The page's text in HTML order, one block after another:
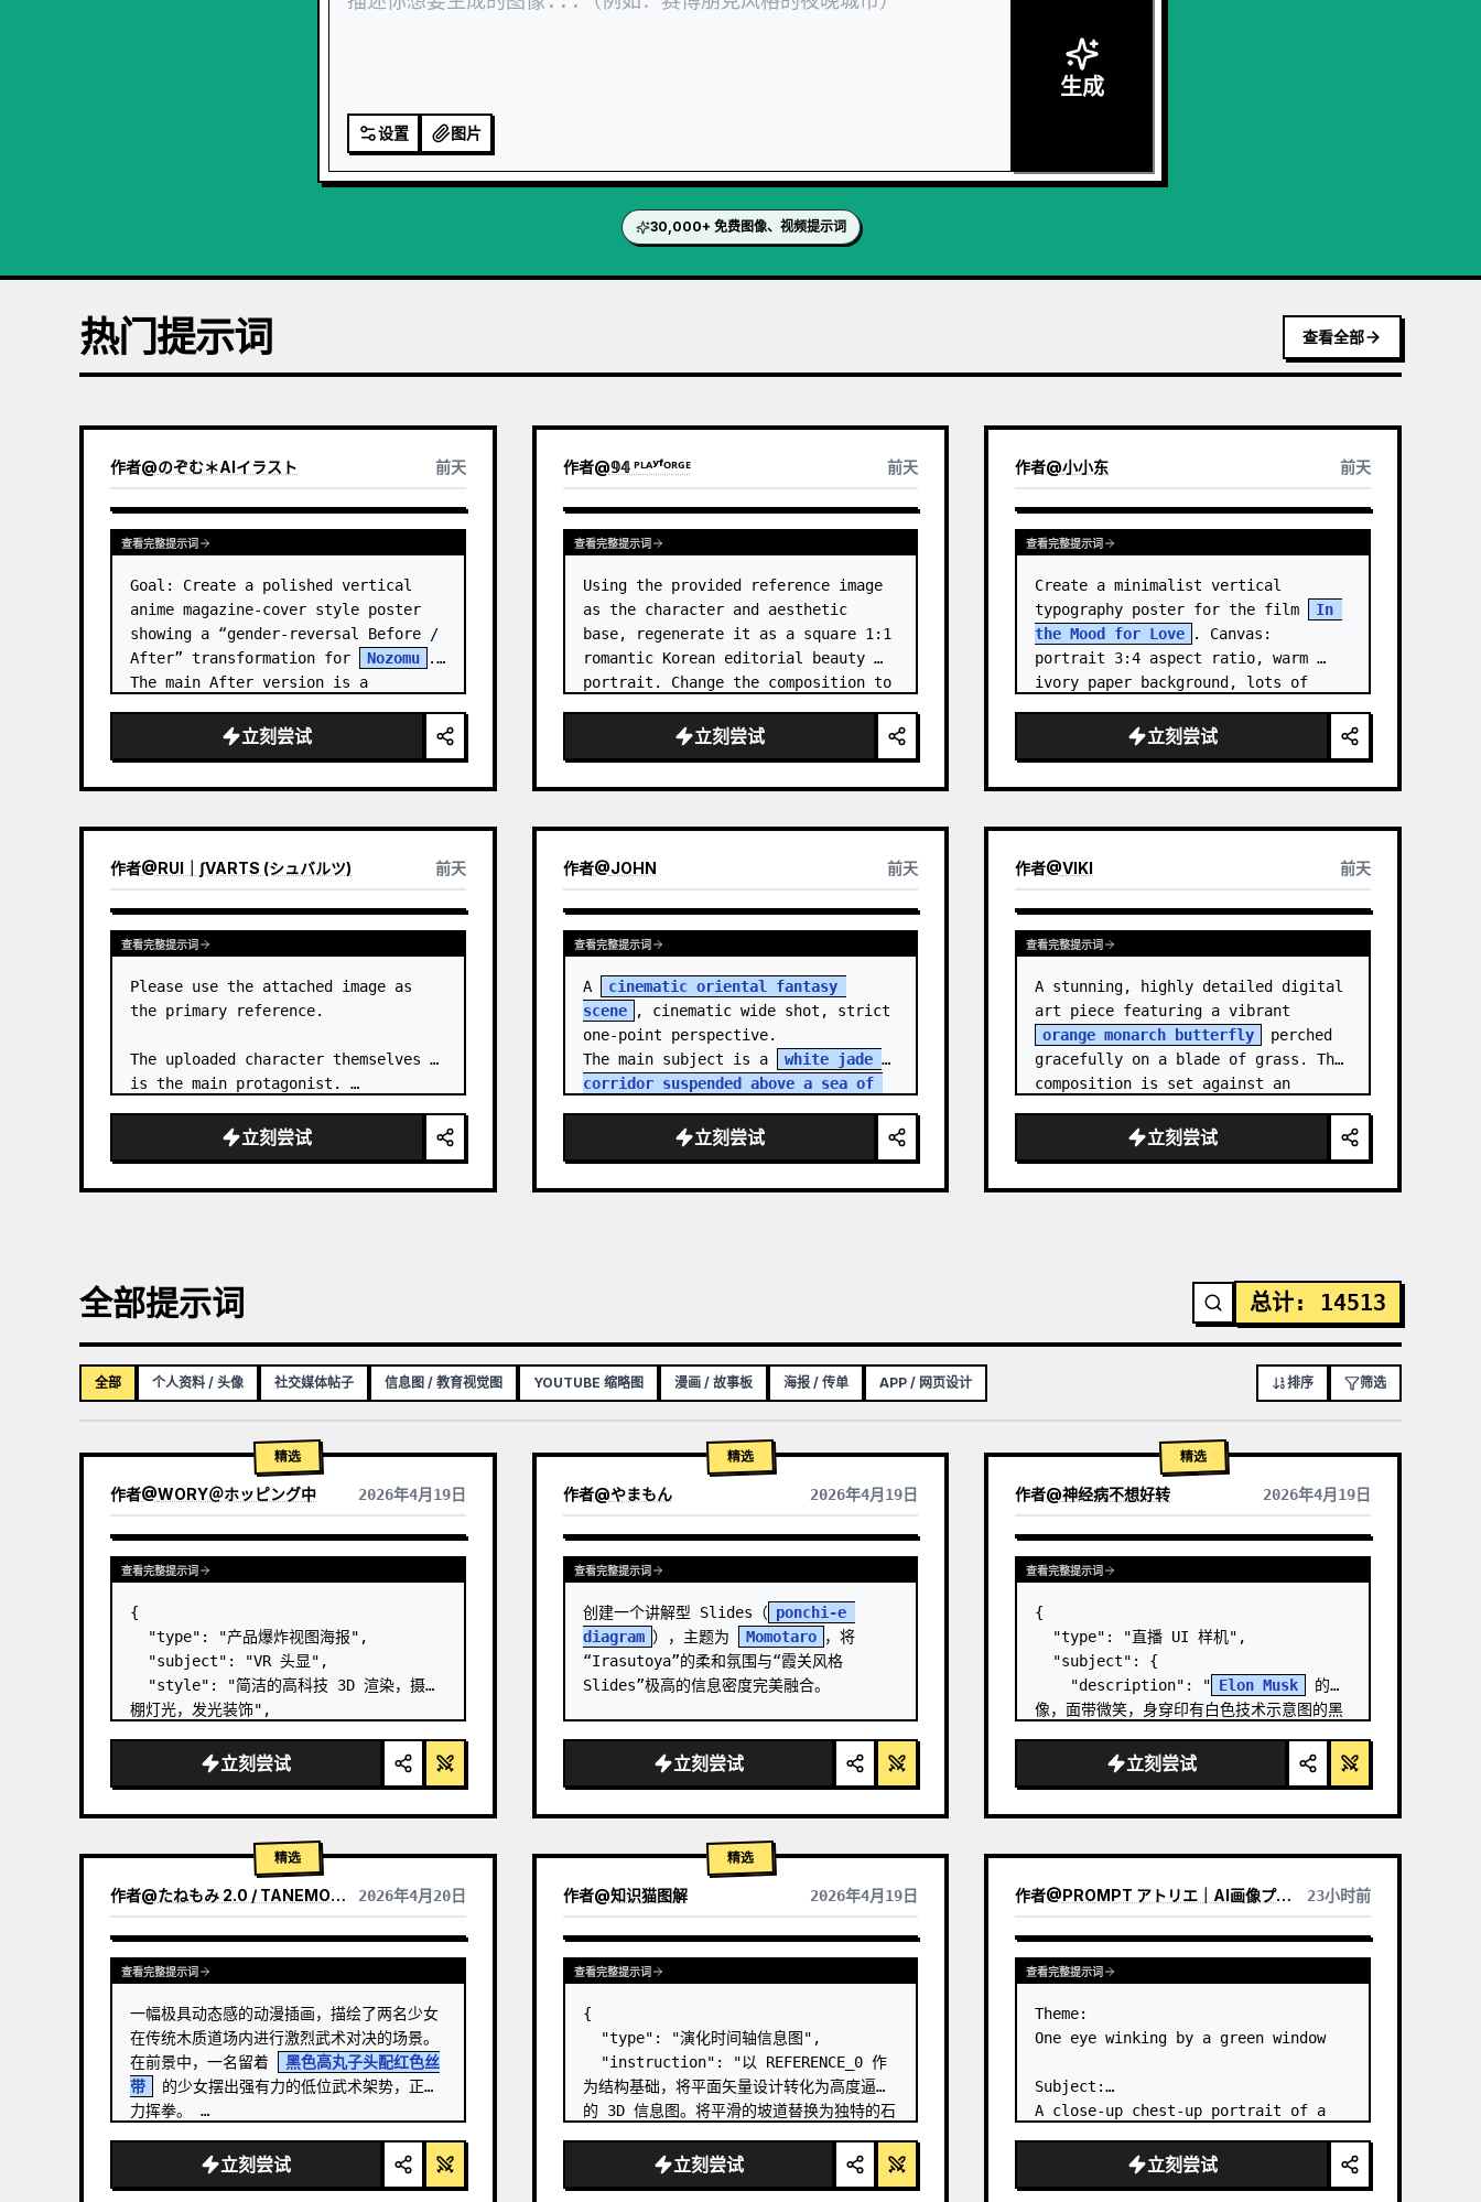
设置 图片
生成
30,000+ 免费图像、视频提示词
热门提示词 查看全部
作者@のぞむ＊AIイラスト 前天
查看完整提示词
Goal: Create a polished vertical
anime magazine-cover style poster
showing a “gender-reversal Before /
After” transformation for
Nozomu
.
The main After version is a
boy who preserves…
立刻尝试
作者@𝟡𝟜 ᴾᴸᴬʸᶠᴼᴿᴳᴱ 前天
查看完整提示词
Using the provided reference image
as the character and aesthetic
base, regenerate it as a square 1:1
romantic Korean editorial beauty
portrait. Change the composition to
the subject facing right, eyes
closed, gently smellin…
立刻尝试
作者@小小东 前天
查看完整提示词
Create a minimalist vertical
typography poster for the film
In
the Mood for Love
. Canvas:
portrait 3:4 aspect ratio, warm
ivory paper background, lots of
composition. …立刻尝试
作者@RUI｜∫VARTS (シュバルツ) 前天
查看完整提示词
Please use the attached image as
the primary reference.
The uploaded character themselves
is the main protagonist. …
立刻尝试
作者@JOHN 前天
查看完整提示词
A
cinematic oriental fantasy
scene
, cinematic wide shot, strict
one-point perspective.
The main subject is a
white jade
corridor suspended above a sea of
立刻尝试
作者@VIKI 前天
查看完整提示词
A stunning, highly detailed digital
orange monarch butterfly
perched
gracefully on a blade of grass. The
composition is set against an
composed of mosa…
立刻尝试
全部提示词 总计: 14513
全部 个人资料 / 头像 社交媒体帖子 信息图 / 教育视觉图 YOUTUBE 缩略图 漫画 / 故事板 海报 / 传单 APP / 网页设计 排序 筛选
精选
作者@WORY＠ホッピング中 2026年4月19日
查看完整提示词
{
  "type": "产品爆炸视图海报",
  "subject": "VR 头显",
  "style": "简洁的高科技 3D 渲染，摄影
棚灯光，发光装饰",
  "header": {
    "logo": "∞
Meta Quest 3 ",
立刻尝试
精选
作者@やまもん 2026年4月19日
查看其它模型的结果
查看完整提示词
创建一个讲解型 Slides（ ponchi-e
diagram ），主题为 Momotaro ，将
“Irasutoya”的柔和氛围与“霞关风格
Slides”极高的信息密度完美融合。
立刻尝试
精选
作者@神经病不想好转 2026年4月19日
查看完整提示词
{
  "type": "直播 UI 样机",
  "subject": {
    "description": "
Elon Musk
的肖
像，面带微笑，身穿印有白色技术示意图的黑
    "background": "左侧显示带有
' SPACEX ' 文字的屏幕，右侧显示红色的
立刻尝试
精选
作者@たねもみ 2.0 / TANEMOMI VER2.0 2026年4月20日
查看完整提示词
一幅极具动态感的动漫插画，描绘了两名少女
在传统木质道场内进行激烈武术对决的场景。
在前景中，一名留着
黑色高丸子头配红色丝
带
的少女摆出强有力的低位武术架势，正奋
力挥拳。 …
立刻尝试
精选
作者@知识猫图解 2026年4月19日
查看完整提示词
{
  "type": "演化时间轴信息图",
  "instruction": "以 REFERENCE_0 作
为结构基础，将平面矢量设计转化为高度逼真
的 3D 信息图。将平滑的坡道替换为独特的石
  "style": {
立刻尝试
作者@PROMPT アトリエ｜AI画像プロンプト 23小时前
查看完整提示词
Theme:
One eye winking by a green window
Subject:
A close-up chest-up portrait of a
trimmed dress leaning her cheek on
one hand and smiling with one eye
立刻尝试